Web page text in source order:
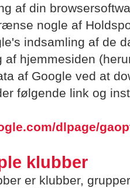
af din
nogle af
indsamling af de
af hjemmesiden
af Google ved at
følgende link og
dlpage/
klubber
er klubber,